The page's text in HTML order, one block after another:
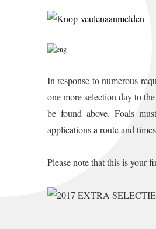
In response to numerous
one more selection day to
be found above. Foals
applications a route and
Please note that this is your